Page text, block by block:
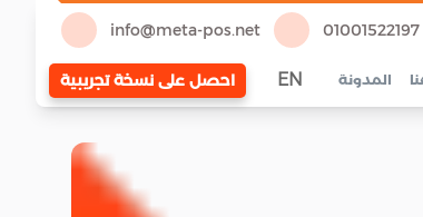
01001522197
info@meta-pos.net
المدونة EN احصل على نسخة تجريبية